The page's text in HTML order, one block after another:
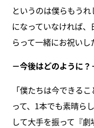
というのは僕らもう
になっていなければ
らって一緒にお祝いし
－今後はどのように？
「僕たちは今できる
って、1本でも素晴ら
して大手を振って『